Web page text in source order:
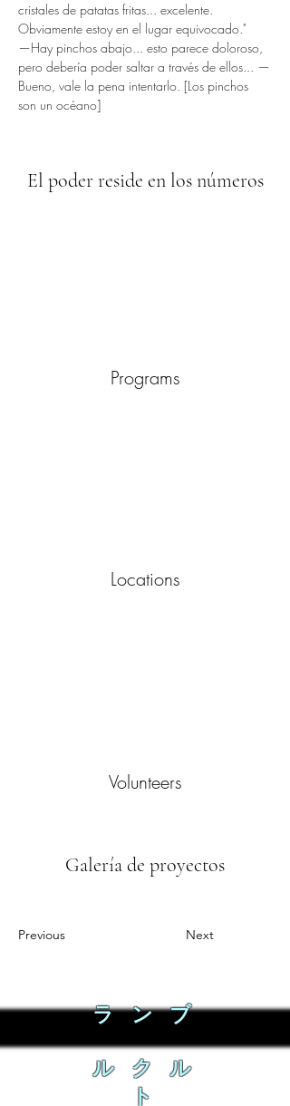
cristales de patatas fritas... excelente.
Obviamente estoy en el lugar equivocado."
—Hay pinchos abajo... esto parece doloroso,
pero debería poder saltar a través de ellos... —
Bueno, vale la pena intentarlo. [Los pinchos
son un océano]
El poder reside en los números
Programs
Locations
Volunteers
Galería de proyectos
Previous Next
ラ ン ブ
ル ク ル
ト